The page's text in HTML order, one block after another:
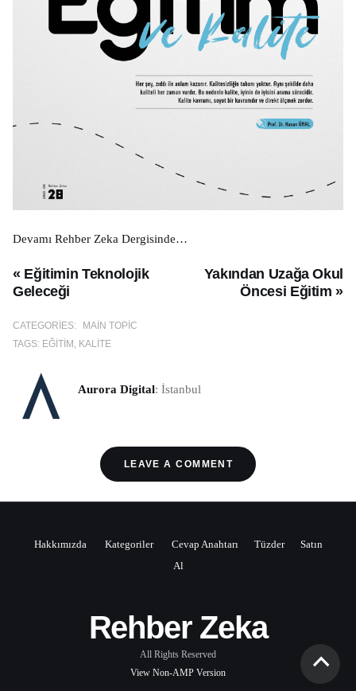
Devamı Rehber Zeka Dergisinde…
Yakından Uzağa Okul
Öncesi Eğitim »
« Eğitimin Teknolojik
Geleceği
CATEGORIES:
MAIN TOPIC
TAGS: EĞITIM KALITE
Aurora Digital: İstanbul
LEAVE A COMMENT
Hakkımızda Kategoriler Cevap Anahtarı Tüzder
Satın
Al
Rehber Zeka
All Rights Reserved
View Non-AMP Version